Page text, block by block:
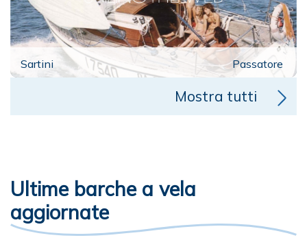
Sartini Passatore
Mostra tutti
Ultime barche a vela
aggiornate